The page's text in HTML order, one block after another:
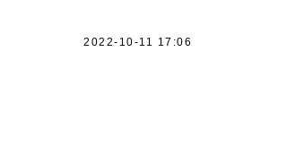
2022-10-11 17:06